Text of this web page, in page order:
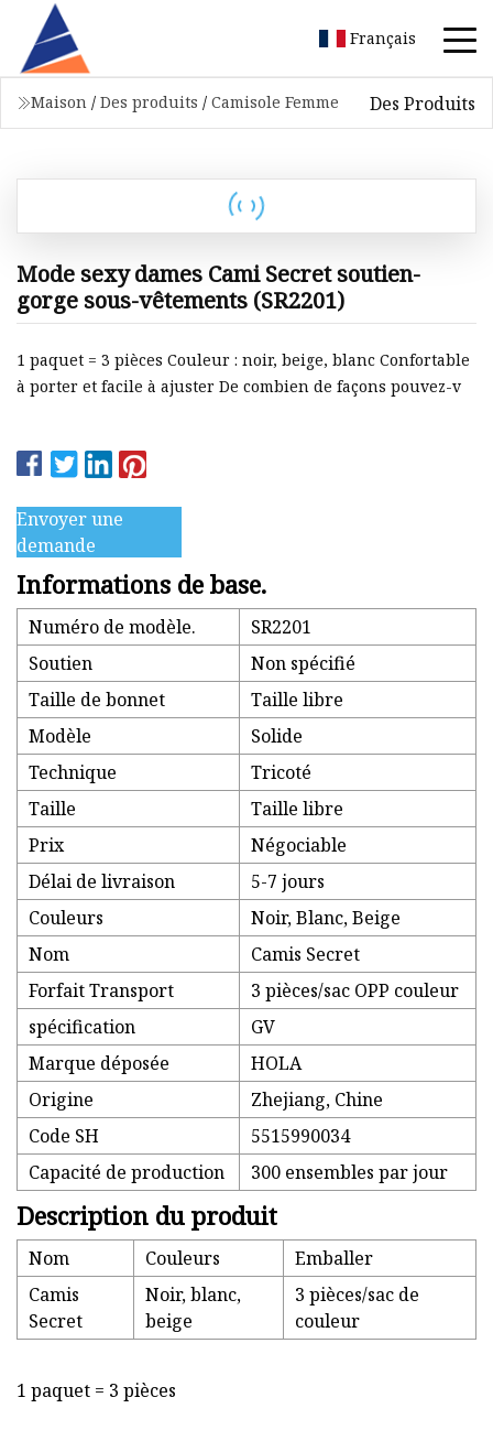
Français
Maison / Des produits / Camisole Femme Des Produits
Mode sexy dames Cami Secret soutien-
gorge sous-vêtements (SR2201)
1 paquet = 3 pièces Couleur : noir, beige, blanc Confortable
à porter et facile à ajuster De combien de façons pouvez-v
Envoyer une
demande
Informations de base.
Numéro de modèle.
SR2201
Soutien
Non spécifié
Taille de bonnet
Taille libre
Modèle
Solide
Technique
Tricoté
Taille
Taille libre
Prix
Négociable
Délai de livraison
5-7 jours
Couleurs
Noir, Blanc, Beige
Nom
Camis Secret
Forfait Transport
3 pièces/sac OPP couleur
spécification
GV
Marque déposée
HOLA
Origine
Zhejiang, Chine
Code SH
5515990034
Capacité de production
300 ensembles par jour
Description du produit
Nom Couleurs
Emballer
Camis
Secret
Noir, blanc,
beige
3 pièces/sac de
couleur
1 paquet = 3 pièces